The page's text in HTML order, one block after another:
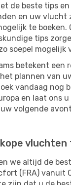
de beste tips
en uw vlucht
te boeken.
tips
soepel mogelijk
betekent een
plannen van
vandaag nog
en laat ons
volgende
vluchten
we altijd de
(FRA) vanuit